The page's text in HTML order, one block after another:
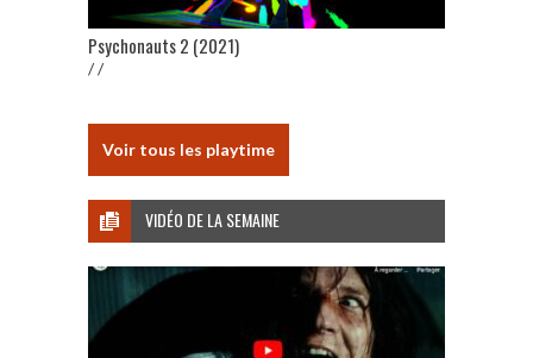
Psychonauts 2 (2021)
/ /
Voir tous les playtime
VIDÉO DE LA SEMAINE